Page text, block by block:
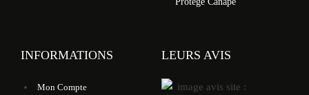
INFORMATIONS
Mon Compte
LEURS AVIS